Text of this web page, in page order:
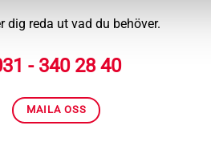
dig reda ut vad du behöver.
- 340 28 40
MAILA OSS